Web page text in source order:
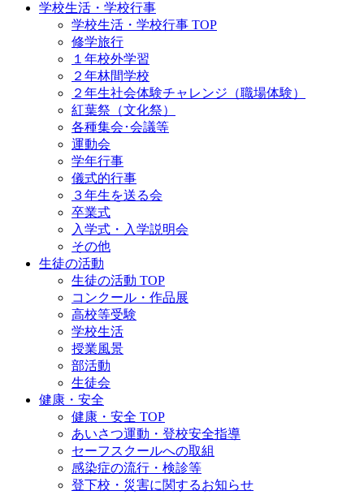
学校生活・学校行事
学校生活・学校行事 TOP
修学旅行
１年校外学習
２年林間学校
２年生社会体験チャレンジ（職場体験）
紅葉祭（文化祭）
各種集会･会議等
運動会
学年行事
儀式的行事
３年生を送る会
卒業式
入学式・入学説明会
その他
生徒の活動
生徒の活動 TOP
コンクール・作品展
高校等受験
学校生活
授業風景
部活動
生徒会
健康・安全
健康・安全 TOP
あいさつ運動・登校安全指導
セーフスクールへの取組
感染症の流行・検診等
登下校・災害に関するお知らせ